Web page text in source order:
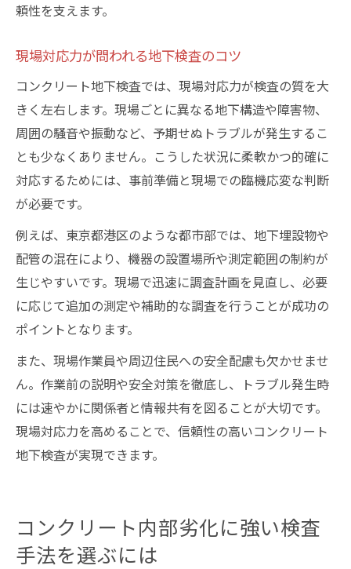
頼性を支えます。
現場対応力が問われる地下検査のコツ
コンクリート地下検査では、現場対応力が検査の質を大
きく左右します。現場ごとに異なる地下構造や障害物、
周囲の騒音や振動など、予期せぬトラブルが発生するこ
とも少なくありません。こうした状況に柔軟かつ的確に
対応するためには、事前準備と現場での臨機応変な判断
が必要です。
例えば、東京都港区のような都市部では、地下埋設物や
配管の混在により、機器の設置場所や測定範囲の制約が
生じやすいです。現場で迅速に調査計画を見直し、必要
に応じて追加の測定や補助的な調査を行うことが成功の
ポイントとなります。
また、現場作業員や周辺住民への安全配慮も欠かせませ
ん。作業前の説明や安全対策を徹底し、トラブル発生時
には速やかに関係者と情報共有を図ることが大切です。
現場対応力を高めることで、信頼性の高いコンクリート
地下検査が実現できます。
コンクリート内部劣化に強い検査
手法を選ぶには